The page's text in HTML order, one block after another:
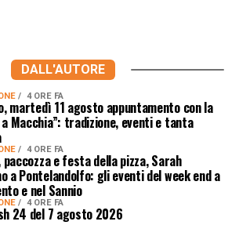
DALL'AUTORE
4 ORE FA
martedì 11 agosto appuntamento con la
Macchia”: tradizione, eventi e tanta
4 ORE FA
paccozza e festa della pizza, Sarah
a Pontelandolfo: gli eventi del week end a
e nel Sannio
4 ORE FA
24 del 7 agosto 2026